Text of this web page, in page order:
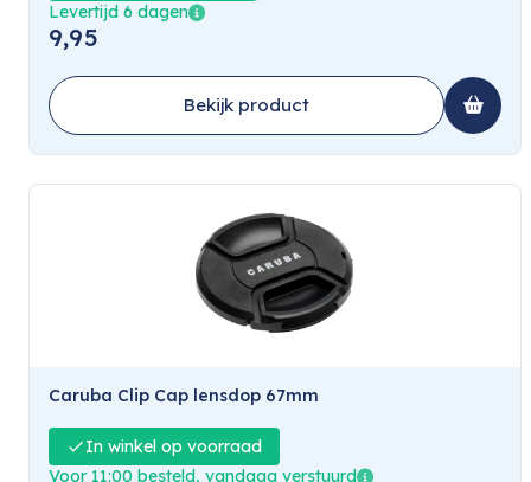
Levertijd 6 dagen
9,95
Bekijk product
Caruba Clip Cap lensdop 67mm
In winkel op voorraad
Voor 11:00 besteld, vandaag verstuurd